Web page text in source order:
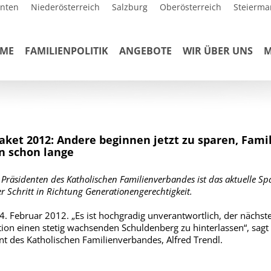
Niederösterreich Salzburg Oberösterreich
FAMILIENPOLITIK ANGEBOTE WIR ÜBER UNS
2012: Andere beginnen jetzt zu sparen,
schon lange
des Katholischen Familienverbandes ist das aktuelle
Schritt in Richtung Generationengerechtigkeit.
Februar 2012. „Es ist hochgradig unverantwortlich, der
einen stetig wachsenden Schuldenberg zu hinterlassen“, sagt
des Katholischen Familienverbandes, Alfred Trendl.